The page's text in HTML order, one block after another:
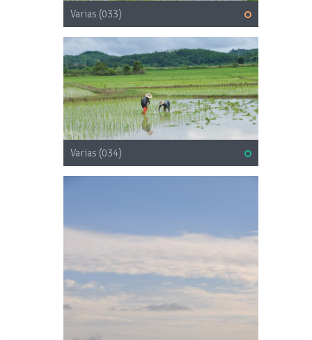
Varias (033)
Varias (034)